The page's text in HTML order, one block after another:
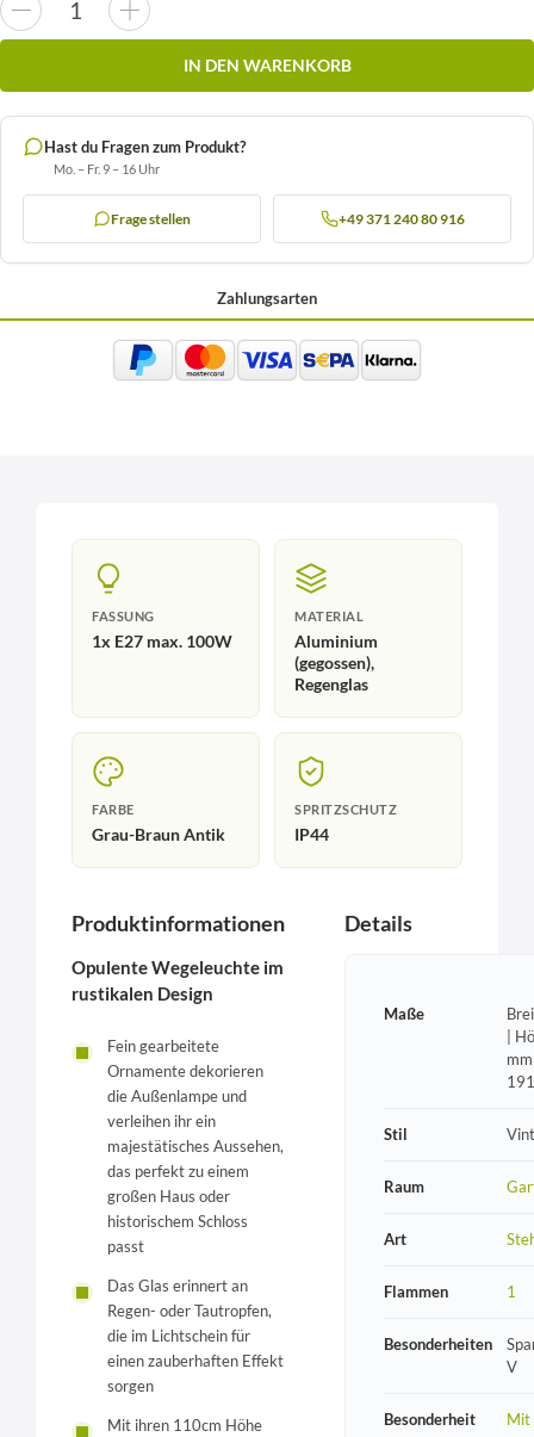
IN DEN WARENKORB
Hast du Fragen zum Produkt?
Mo. – Fr. 9 – 16 Uhr
Frage stellen +49 371 240 80 916
Zahlungsarten
FASSUNG
1x E27 max. 100W
MATERIAL
Aluminium
(gegossen),
Regenglas
FARBE
Grau-Braun Antik
SPRITZSCHUTZ
IP44
Produktinformationen
Opulente Wegeleuchte im
rustikalen Design
Fein gearbeitete
Ornamente dekorieren
die Außenlampe und
verleihen ihr ein
majestätisches Aussehen,
das perfekt zu einem
großen Haus oder
historischem Schloss
passt
Das Glas erinnert an
Regen- oder Tautropfen,
die im Lichtschein für
einen zauberhaften Effekt
sorgen
Mit ihren 110cm Höhe
Details
Maße
|
Stil
Raum
Art
Flammen 1
Besonderheiten
V
Besonderheit Mit